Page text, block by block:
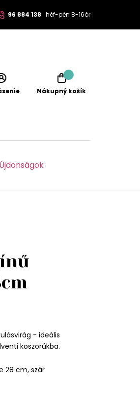
96 884 138 héf-pén 8-16ór
Nákupný košík
Újdonságok
- ideális
koszorúkba.
28 cm, szár